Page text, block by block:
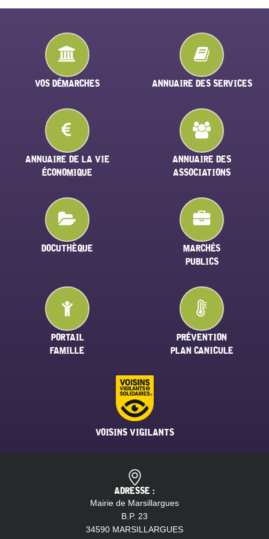
VOS DÉMARCHES ANNUAIRE DES SERVICES
ANNUAIRE DE LA VIE
ÉCONOMIQUE
ANNUAIRE DES
ASSOCIATIONS
DOCUTHÈQUE
MARCHÉS
PUBLICS
PORTAIL
FAMILLE
PRÉVENTION
PLAN CANICULE
VOISINS VIGILANTS
ADRESSE :
Mairie de Marsillargues
B.P. 23
34590 MARSILLARGUES